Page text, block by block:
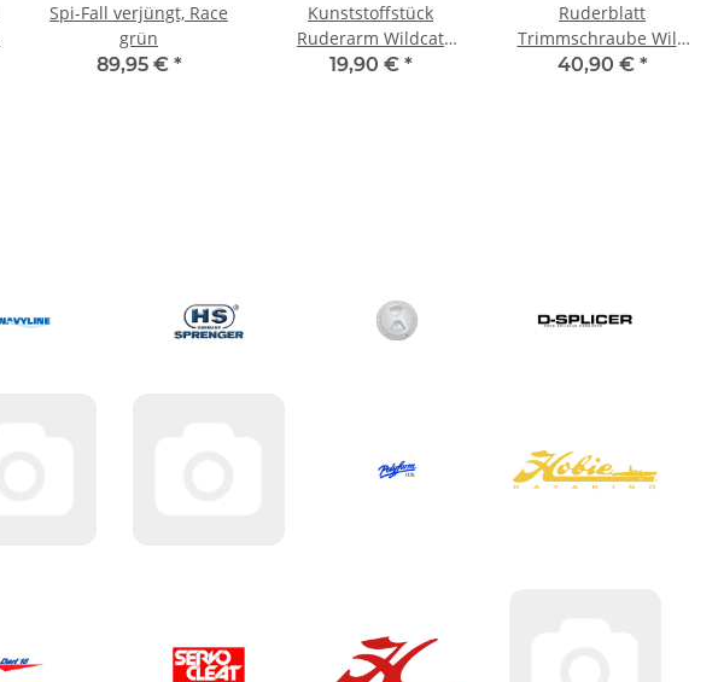
Spi-Fall verjüngt, Race
grün
89,95 € *
Kunststoffstück
Ruderarm Wildcat
unten
19,90 € *
Ruderblatt
Trimmschraube Wild
Cat V2
40,90 € *